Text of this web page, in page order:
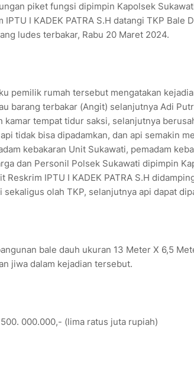
piket fungsi dipimpin Kapolsek
I KADEK PATRA S.H datangi TKP Bale
ludes terbakar, Rabu 20 Maret 2024.
pemilik rumah tersebut mengatakan
barang terbakar (Angit) selanjutnya Adi
tempat tidur saksi, selanjutnya
tidak bisa dipadamkan, dan api semakin
kebakaran Unit Sukawati, pemadam
dan Personil Polsek Sukawati dipimpin
Reskrim IPTU I KADEK PATRA S.H
olah TKP, selanjutnya api dapat
bale dauh ukuran 13 Meter X 6,5
jiwa dalam kejadian tersebut.
000.000,- (lima ratus juta rupiah)